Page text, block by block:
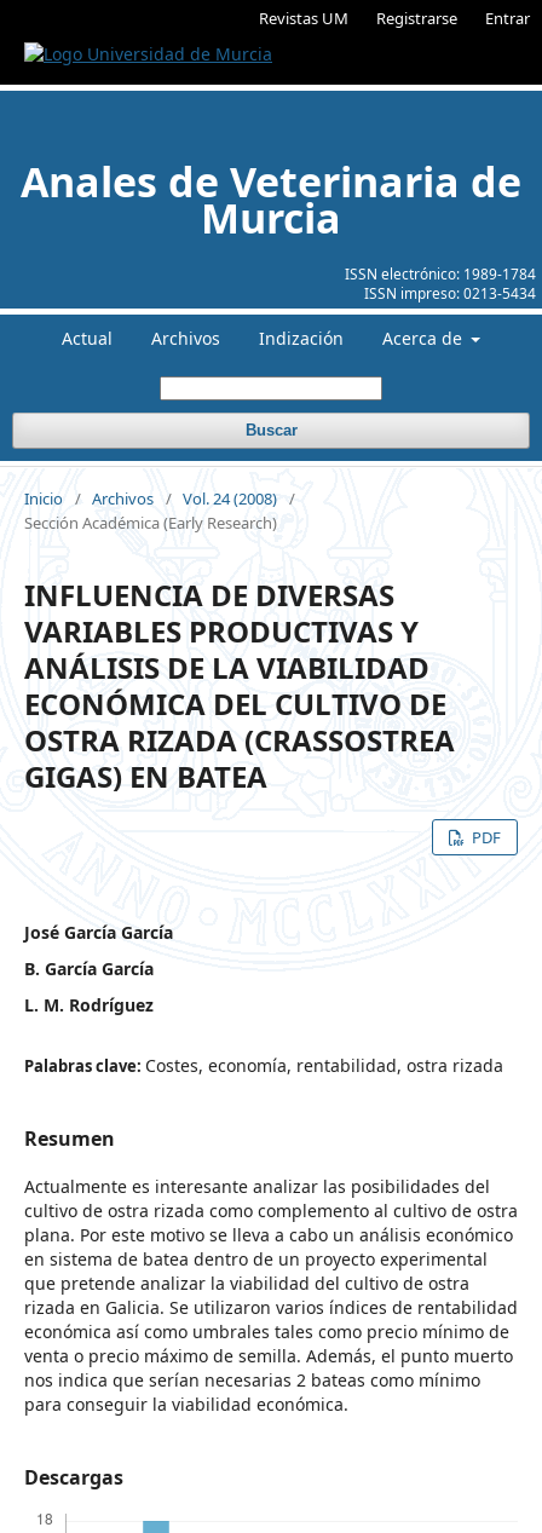
Revistas UM Registrarse Entrar
ISSN electrónico: 1989-1784
ISSN impreso:0213-5434
Anales de Veterinaria de
Murcia
Actual Archivos Indización Acerca de
Buscar
Inicio / Archivos / Vol. 24 (2008) /
Sección Académica (Early Research)
INFLUENCIA DE DIVERSAS
VARIABLES PRODUCTIVAS Y
ANÁLISIS DE LA VIABILIDAD
ECONÓMICA DEL CULTIVO DE
OSTRA RIZADA (CRASSOSTREA
GIGAS) EN BATEA
PDF
José García García
B. García García
L. M. Rodríguez
Palabras clave: Costes, economía, rentabilidad, ostra rizada
Resumen
Actualmente es interesante analizar las posibilidades del
cultivo de ostra rizada como complemento al cultivo de ostra
plana. Por este motivo se lleva a cabo un análisis económico
en sistema de batea dentro de un proyecto experimental
que pretende analizar la viabilidad del cultivo de ostra
rizada en Galicia. Se utilizaron varios índices de rentabilidad
económica así como umbrales tales como precio mínimo de
venta o precio máximo de semilla. Además, el punto muerto
nos indica que serían necesarias 2 bateas como mínimo
para conseguir la viabilidad económica.
Descargas